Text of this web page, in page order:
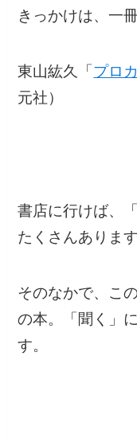
きっかけは、一
東山紘久「 プロ
元社）
書店に行けば、
たくさんあります
そのなかで、こ
の本。「聞く」
す。